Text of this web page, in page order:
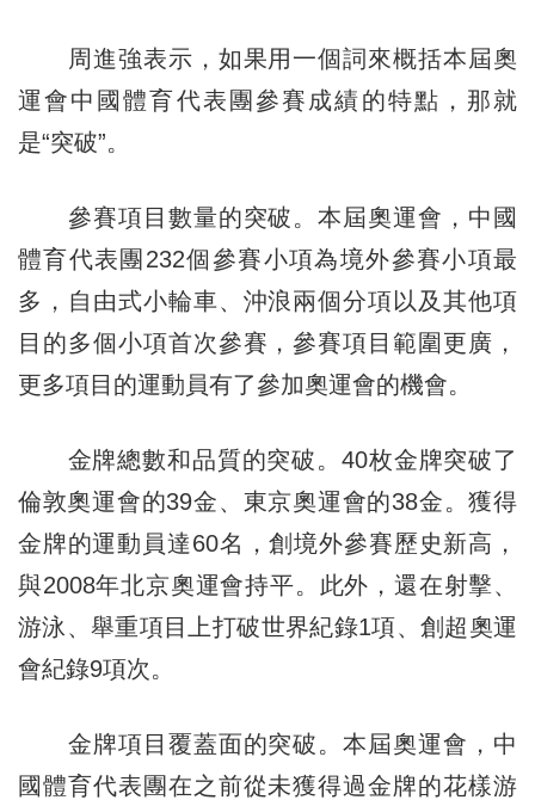
周進強表示，如果用一個詞來概括本屆奧
運會中國體育代表團參賽成績的特點，那就
是“突破”。
參賽項目數量的突破。本屆奧運會，中國
體育代表團232個參賽小項為境外參賽小項最
多，自由式小輪車、沖浪兩個分項以及其他項
目的多個小項首次參賽，參賽項目範圍更廣，
更多項目的運動員有了參加奧運會的機會。
金牌總數和品質的突破。40枚金牌突破了
倫敦奧運會的39金、東京奧運會的38金。獲得
金牌的運動員達60名，創境外參賽歷史新高，
與2008年北京奧運會持平。此外，還在射擊、
游泳、舉重項目上打破世界紀錄1項、創超奧運
會紀錄9項次。
金牌項目覆蓋面的突破。本屆奧運會，中
國體育代表團在之前從未獲得過金牌的花樣游